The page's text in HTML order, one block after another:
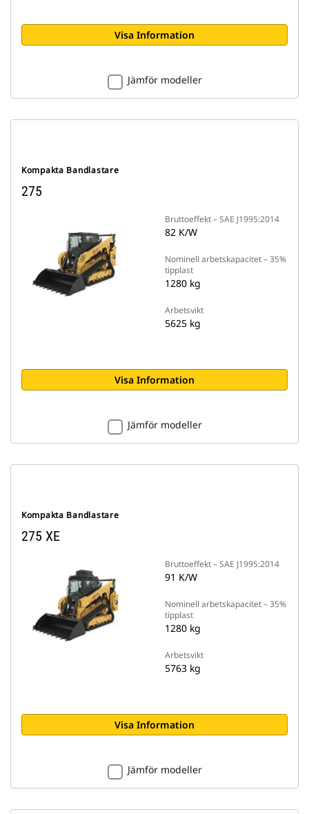
Visa Information
Jämför modeller
Kompakta Bandlastare
275
Bruttoeffekt – SAE J1995:2014
82 K/W
Nominell arbetskapacitet – 35%
tipplast
1280 kg
Arbetsvikt
5625 kg
Visa Information
Jämför modeller
Kompakta Bandlastare
275 XE
Bruttoeffekt – SAE J1995:2014
91 K/W
Nominell arbetskapacitet – 35%
tipplast
1280 kg
Arbetsvikt
5763 kg
Visa Information
Jämför modeller